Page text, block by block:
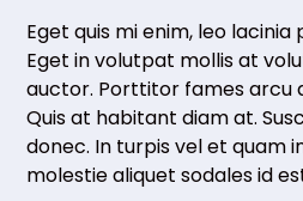
Eget quis mi enim, leo
Eget in volutpat mollis at
auctor. Porttitor fames arcu
Quis at habitant diam at.
donec. In turpis vel et quam
molestie aliquet sodales id